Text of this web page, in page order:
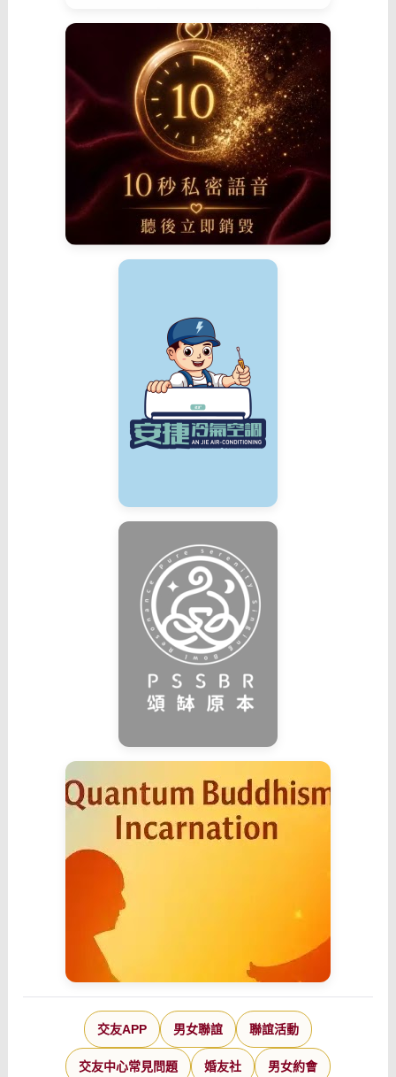
交友APP 男女聯誼 聯誼活動
交友中心常見問題 婚友社 男女約會